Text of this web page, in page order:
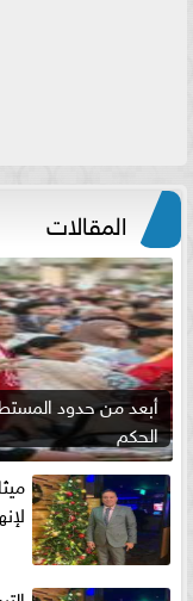
المقالات
أبعد من حدود
الحكم